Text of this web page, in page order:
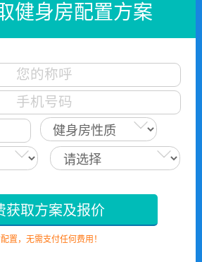
健身房配置方案
获取方案及报价
置，无需支付任何费用！